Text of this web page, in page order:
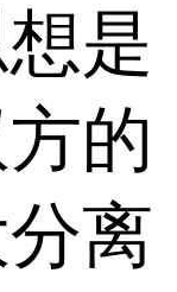
是
的
离